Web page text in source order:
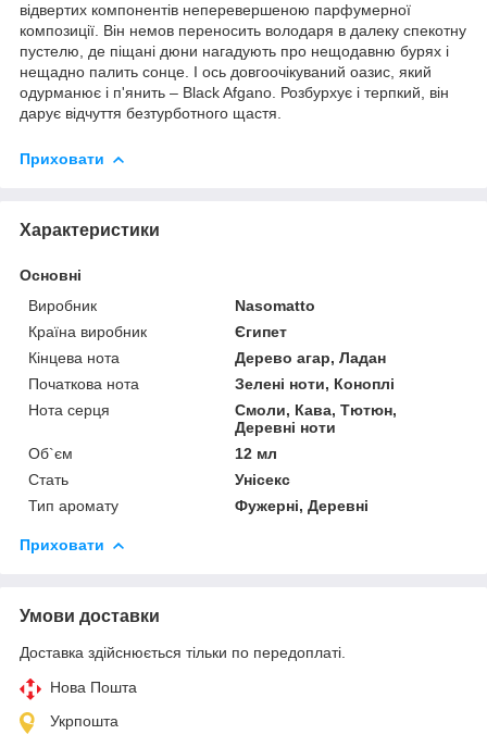
відвертих компонентів неперевершеною парфумерної
композиції. Він немов переносить володаря в далеку спекотну
пустелю, де піщані дюни нагадують про нещодавню бурях і
нещадно палить сонце. І ось довгоочікуваний оазис, який
одурманює і п'янить – Black Afgano. Розбурхує і терпкий, він
дарує відчуття безтурботного щастя.
Приховати
Характеристики
Основні
Виробник
Nasomatto
Країна виробник
Єгипет
Кінцева нота
Дерево агар, Ладан
Початкова нота
Зелені ноти, Коноплі
Нота серця
Смоли, Кава, Тютюн,
Деревні ноти
Об`єм
12 мл
Стать
Унісекс
Тип аромату
Фужерні, Деревні
Приховати
Умови доставки
Доставка здійснюється тільки по передоплаті.
Нова Пошта
Укрпошта